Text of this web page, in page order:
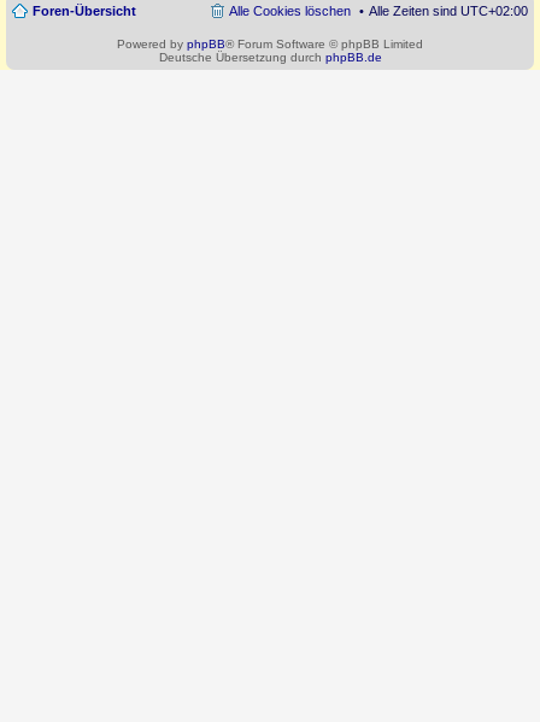
Foren-Übersicht Alle Zeiten sind UTC+02:00
Alle Cookies löschen
Powered by phpBB® Forum Software © phpBB Limited
Deutsche Übersetzung durch phpBB.de